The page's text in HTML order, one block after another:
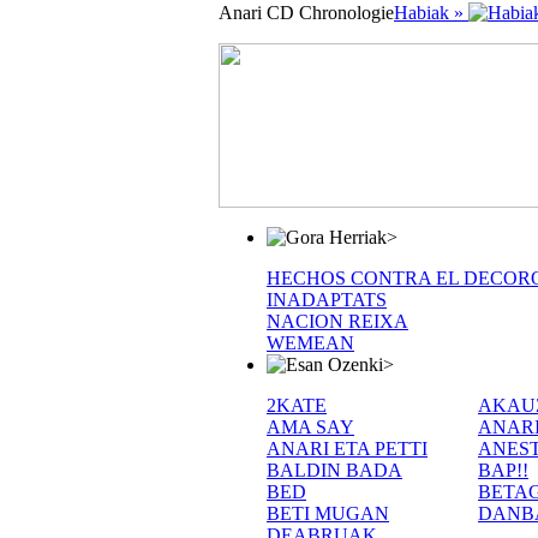
Anari CD ChronologieHabiak »
>
HECHOS CONTRA EL
INADAPTATS
NACION REIXA
WEMEAN
>
2KATE
AMA SAY
ANARI ETA PETTI
BALDIN BADA
BAP!!
BED
BETI MUGAN